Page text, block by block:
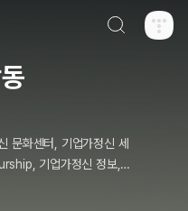
문화센터, 기업가정신 세
기업가정신 정보,